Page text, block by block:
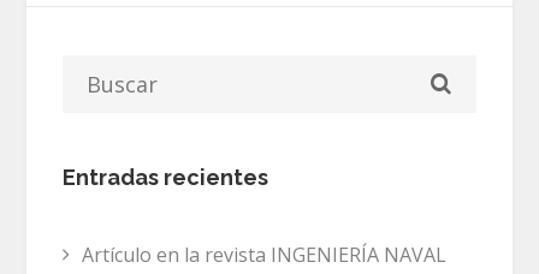
Entradas recientes
Artículo en la revista INGENIERÍA NAVAL